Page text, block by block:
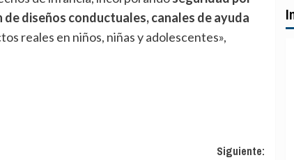
diseños conductuales, canales de ayuda
reales en niños, niñas y adolescentes»,
Siguiente: